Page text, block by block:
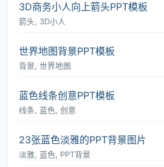
3D商务小人向上箭头PPT模板
箭头, 3D小人
世界地图背景PPT模板
背景, 世界地图
蓝色线条创意PPT模板
线条, 蓝色, 创意
23张蓝色淡雅的PPT背景图片
淡雅, 蓝色, PPT背景